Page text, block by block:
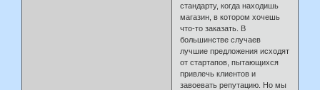
стандарту, когда находишь
магазин, в котором хочешь
что-то заказать. В
большинстве случаев
лучшие предложения исходят
от стартапов, пытающихся
привлечь клиентов и
завоевать репутацию. Но мы